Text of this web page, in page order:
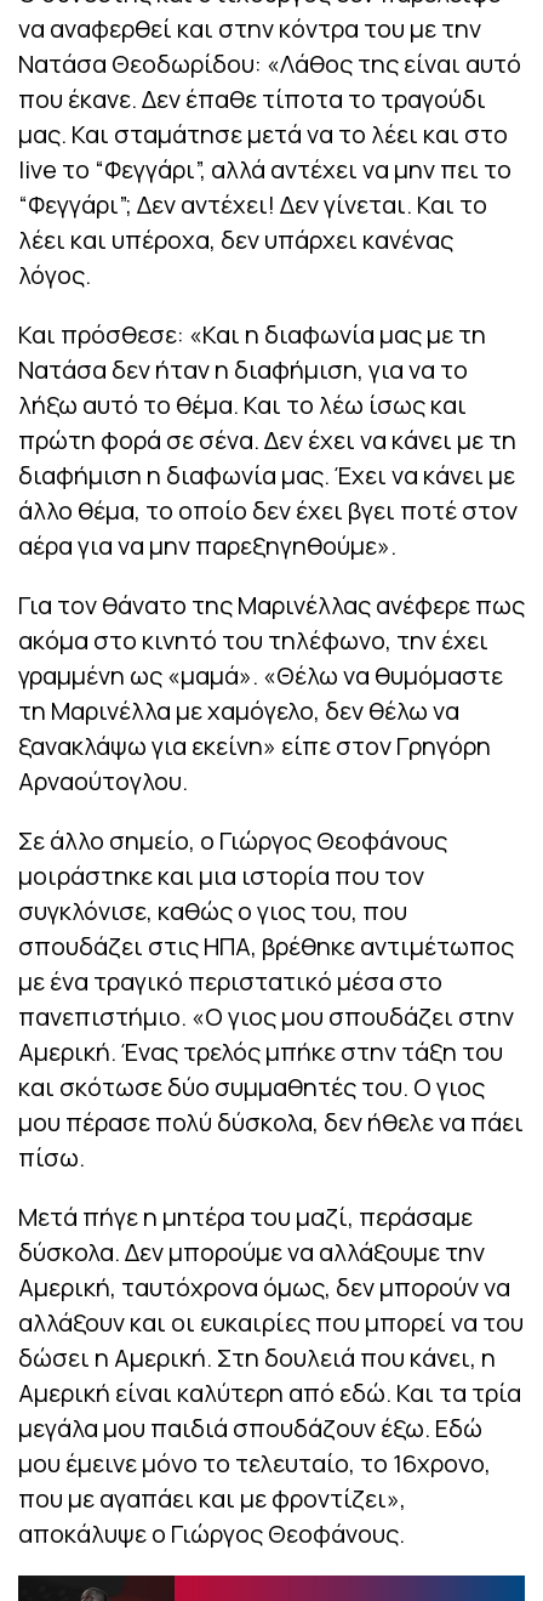
να αναφερθεί και στην κόντρα του με την
Νατάσα Θεοδωρίδου: «Λάθος της είναι αυτό
που έκανε. Δεν έπαθε τίποτα το τραγούδι
μας. Και σταμάτησε μετά να το λέει και στο
live το “Φεγγάρι”, αλλά αντέχει να μην πει το
“Φεγγάρι”; Δεν αντέχει! Δεν γίνεται. Και το
λέει και υπέροχα, δεν υπάρχει κανένας
λόγος.
Και πρόσθεσε: «Και η διαφωνία μας με τη
Νατάσα δεν ήταν η διαφήμιση, για να το
λήξω αυτό το θέμα. Και το λέω ίσως και
πρώτη φορά σε σένα. Δεν έχει να κάνει με τη
διαφήμιση η διαφωνία μας. Έχει να κάνει με
άλλο θέμα, το οποίο δεν έχει βγει ποτέ στον
αέρα για να μην παρεξηγηθούμε».
Για τον θάνατο της Μαρινέλλας ανέφερε πως
ακόμα στο κινητό του τηλέφωνο, την έχει
γραμμένη ως «μαμά». «Θέλω να θυμόμαστε
τη Μαρινέλλα με χαμόγελο, δεν θέλω να
ξανακλάψω για εκείνη» είπε στον Γρηγόρη
Αρναούτογλου.
Σε άλλο σημείο, ο Γιώργος Θεοφάνους
μοιράστηκε και μια ιστορία που τον
συγκλόνισε, καθώς ο γιος του, που
σπουδάζει στις ΗΠΑ, βρέθηκε αντιμέτωπος
με ένα τραγικό περιστατικό μέσα στο
πανεπιστήμιο. «Ο γιος μου σπουδάζει στην
Αμερική. Ένας τρελός μπήκε στην τάξη του
και σκότωσε δύο συμμαθητές του. Ο γιος
μου πέρασε πολύ δύσκολα, δεν ήθελε να πάει
πίσω.
Μετά πήγε η μητέρα του μαζί, περάσαμε
δύσκολα. Δεν μπορούμε να αλλάξουμε την
Αμερική, ταυτόχρονα όμως, δεν μπορούν να
αλλάξουν και οι ευκαιρίες που μπορεί να του
δώσει η Αμερική. Στη δουλειά που κάνει, η
Αμερική είναι καλύτερη από εδώ. Και τα τρία
μεγάλα μου παιδιά σπουδάζουν έξω. Εδώ
μου έμεινε μόνο το τελευταίο, το 16χρονο,
που με αγαπάει και με φροντίζει»,
αποκάλυψε ο Γιώργος Θεοφάνους.